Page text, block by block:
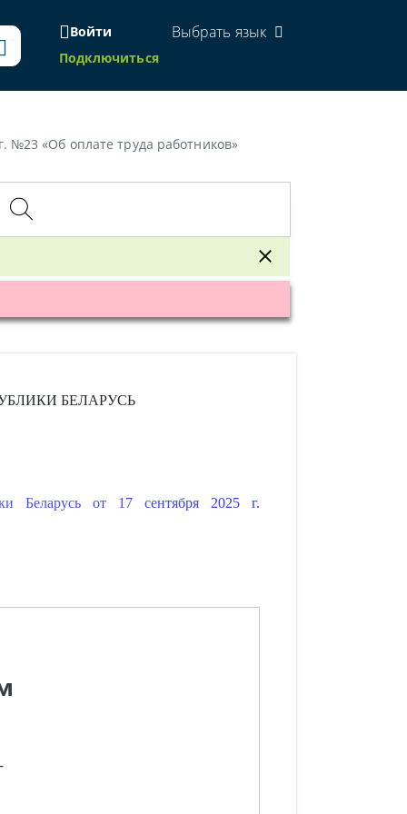
Войти
Подключиться
Выбрать язык
№23 «Об оплате труда работников»
БЕЛАРУСЬ
Беларусь от 17 сентября 2025 г.